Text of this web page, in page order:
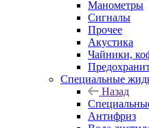
Манометры
Сигналы
Прочее
Акустика
Чайники,
Специальные
Назад
Антифриз